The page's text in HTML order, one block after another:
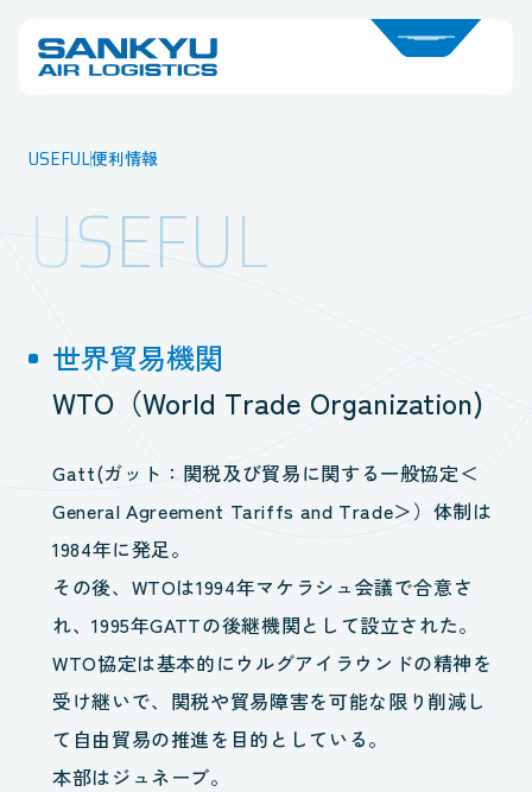
USEFUL便利情報
USEFUL
世界貿易機関
WTO（World Trade Organization)
Gatt(ガット：関税及び貿易に関する一般協定＜
General Agreement Tariffs and Trade＞）体制は
1984年に発足。
その後、WTOは1994年マケラシュ会議で合意さ
れ、1995年GATTの後継機関として設立された。
WTO協定は基本的にウルグアイラウンドの精神を
受け継いで、関税や貿易障害を可能な限り削減し
て自由貿易の推進を目的としている。
本部はジュネーブ。